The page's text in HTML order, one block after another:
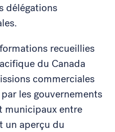
délégations
recueillies
du Canada
commerciales
les gouvernements
municipaux entre
un aperçu du